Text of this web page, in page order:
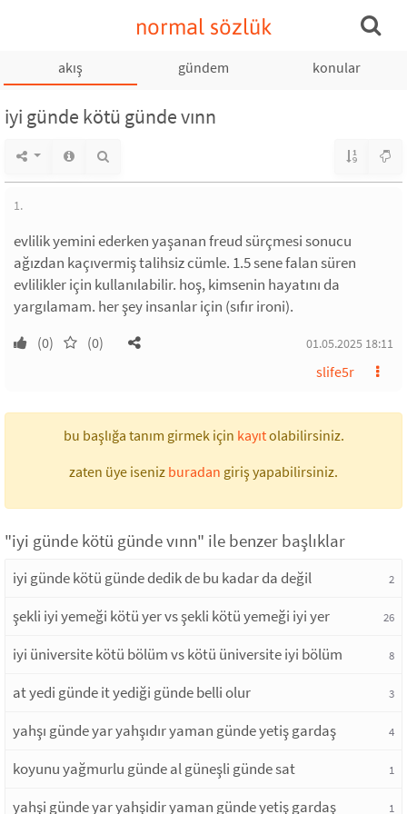
normal sözlük
akış gündem konular
iyi günde kötü günde vınn
1.
evlilik yemini ederken yaşanan freud sürçmesi sonucu
ağızdan kaçıvermiş talihsiz cümle. 1.5 sene falan süren
evlilikler için kullanılabilir. hoş, kimsenin hayatını da
yargılamam. her şey insanlar için (sıfır ironi).
(0) (0) 01.05.2025 18:11
slife5r
bu başlığa tanım girmek için kayıtolabilirsiniz.
zaten üye iseniz buradan giriş yapabilirsiniz.
"iyi günde kötü günde vınn" ile benzer başlıklar
iyi günde kötü günde dedik de bu kadar da değil 2
şekli iyi yemeği kötü yer vs şekli kötü yemeği iyi yer 26
iyi üniversite kötü bölüm vs kötü üniversite iyi bölüm 8
at yedi günde it yediği günde belli olur 3
yahşı günde yar yahşıdır yaman günde yetiş gardaş 4
koyunu yağmurlu günde al güneşli günde sat 1
yahşi günde yar yahşidir yaman günde yetiş gardaş 1